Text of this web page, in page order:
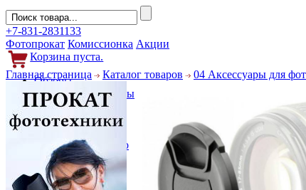
+7-831-2831133
Фотопрокат Комиссионка Акции
Корзина пуста.
Обзоры
Фотоаппараты
Объективы
Фильтры
Фото и видео
Гаджеты
Аксессуары
Слухи
Главная страница Каталог товаров 04 Аксессуары для